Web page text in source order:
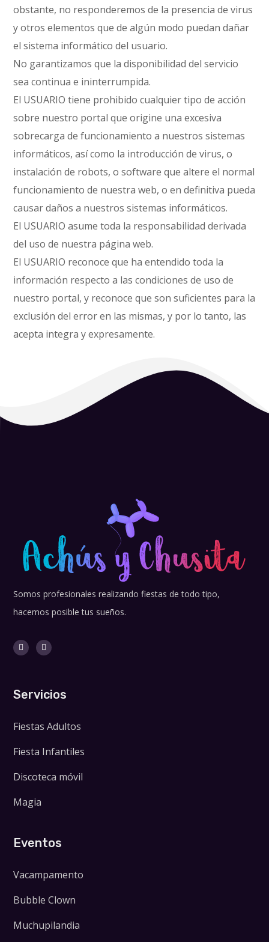
obstante, no responderemos de la presencia de virus
y otros elementos que de algún modo puedan dañar
el sistema informático del usuario.
No garantizamos que la disponibilidad del servicio
sea continua e ininterrumpida.
El USUARIO tiene prohibido cualquier tipo de acción
sobre nuestro portal que origine una excesiva
sobrecarga de funcionamiento a nuestros sistemas
informáticos, así como la introducción de virus, o
instalación de robots, o software que altere el normal
funcionamiento de nuestra web, o en definitiva pueda
causar daños a nuestros sistemas informáticos.
El USUARIO asume toda la responsabilidad derivada
del uso de nuestra página web.
El USUARIO reconoce que ha entendido toda la
información respecto a las condiciones de uso de
nuestro portal, y reconoce que son suficientes para la
exclusión del error en las mismas, y por lo tanto, las
acepta integra y expresamente.
Somos profesionales realizando fiestas de todo tipo,
hacemos posible tus sueños.
Servicios
Fiestas Adultos
Fiesta Infantiles
Discoteca móvil
Magia
Eventos
Vacampamento
Bubble Clown
Muchupilandia